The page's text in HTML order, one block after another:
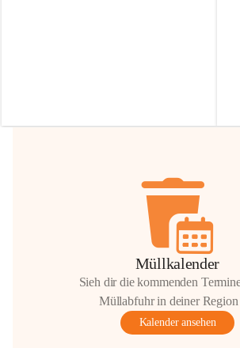
Hilfsbereitschaft!
Müllkalender
Sieh dir die kommenden
Müllabfuhr in deiner Region
Kalender ansehen